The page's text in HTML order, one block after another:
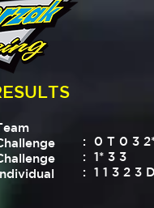
: 0 T 0 3
: 1* 3 3
: 1 1 3 2 3 D